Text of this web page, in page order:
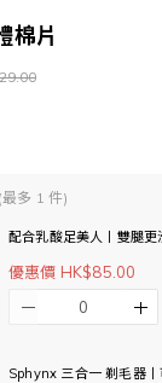
棉片
(最多 1 件)
配合乳酸足美人丨雙腿
優惠價 HK$85.00
Sphynx 三合一 剃毛器丨